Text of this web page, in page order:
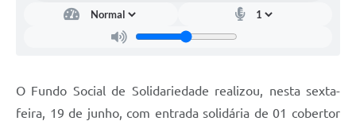
O Fundo Social de Solidariedade realizou, nesta sexta-
feira, 19 de junho, com entrada solidária de 01 cobertor